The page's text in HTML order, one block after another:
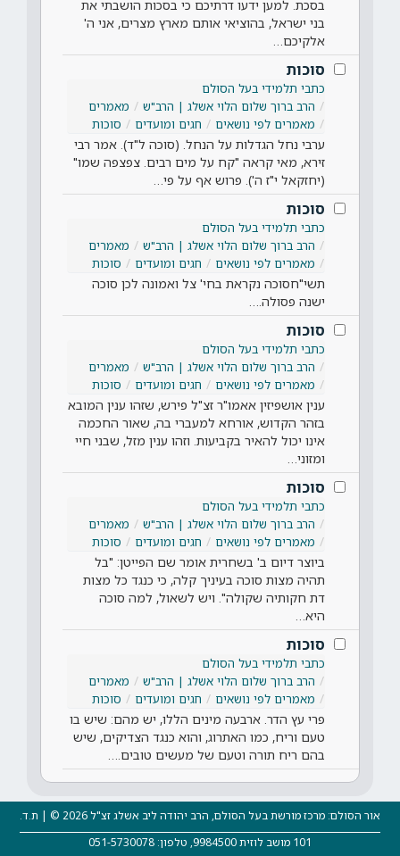
בסכת. למען ידעו דרתיכם כי בסכות הושבתי את
בני ישראל, בהוציאי אותם מארץ מצרים, אני ה'
אלקיכם…
סוכות
כתבי תלמידי בעל הסולם
הרב ברוך שלום הלוי אשלג | הרב"ש
מאמרים
מאמרים לפי נושאים
חגים ומועדים סוכות
ערבי נחל הגדלות על הנחל. (סוכה ל"ד). אמר רבי
זירא, מאי קראה "קח על מים רבים. צפצפה שמו"
(יחזקאל י"ז ה'). פרוש אף על פי…
סוכות
כתבי תלמידי בעל הסולם
הרב ברוך שלום הלוי אשלג | הרב"ש
מאמרים
מאמרים לפי נושאים
חגים ומועדים סוכות
תשי"חסוכה נקראת בחי' צל ואמונה לכן סוכה
ישנה פסולה.…
סוכות
כתבי תלמידי בעל הסולם
הרב ברוך שלום הלוי אשלג | הרב"ש
מאמרים
מאמרים לפי נושאים
חגים ומועדים סוכות
ענין אושפיזין אאמו"ר זצ"ל פירש, שזהו ענין המובא
בזהר הקדוש, אורחא למעברי בה, שאור החכמה
אינו יכול להאיר בקביעות. וזהו ענין מזל, שבני חיי
ומזוני…
סוכות
כתבי תלמידי בעל הסולם
הרב ברוך שלום הלוי אשלג | הרב"ש
מאמרים
מאמרים לפי נושאים
חגים ומועדים סוכות
ביוצר דיום ב' בשחרית אומר שם הפייטן: "בל
תהיה מצות סוכה בעיניך קלה, כי כנגד כל מצות
דת חקותיה שקולה". ויש לשאול, למה סוכה
היא…
סוכות
כתבי תלמידי בעל הסולם
הרב ברוך שלום הלוי אשלג | הרב"ש
מאמרים
מאמרים לפי נושאים
חגים ומועדים סוכות
פרי עץ הדר. ארבעה מינים הללו, יש מהם: שיש בו
טעם וריח, כמו האתרוג, והוא כנגד הצדיקים, שיש
בהם ריח תורה וטעם של מעשים טובים.…
אור הסולם: מרכז מורשת בעל הסולם, הרב יהודה ליב אשלג זצ"ל 2026 © | ת.ד.
101 מושב לוזית 9984500, טלפון: 051-5730078